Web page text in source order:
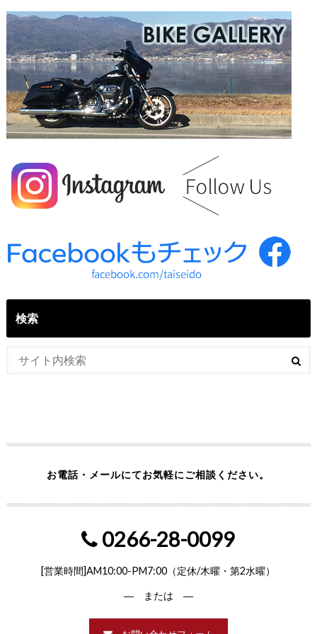
検索
お電話・メールにてお気軽にご相談ください。
0266-28-0099
[営業時間]AM10:00-PM7:00（定休/木曜・第2水曜）
― または ―